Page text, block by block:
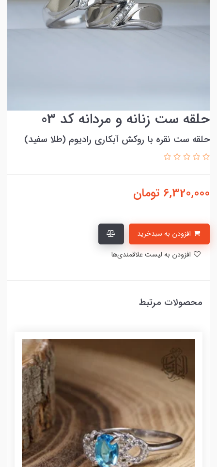
حلقه ست زنانه و مردانه کد 03
حلقه ست نقره با روکش آبکاری رادیوم (طلا سفید)
6,320,000 تومان
محصولات مرتبط